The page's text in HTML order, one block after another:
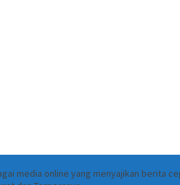
media online yang menyajikan berita